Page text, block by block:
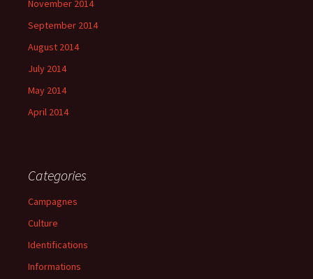
November 2014
September 2014
August 2014
July 2014
May 2014
April 2014
Categories
Campagnes
Culture
Identifications
Informations